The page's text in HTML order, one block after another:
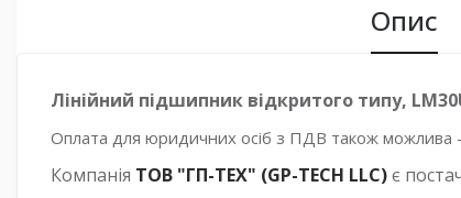
Опис
Лінійний підшипник відкритого типу,
Оплата для юридичних осіб з ПДВ також можлива
Компанія ТОВ "ГП-ТЕХ" (GP-TECH LLC)є